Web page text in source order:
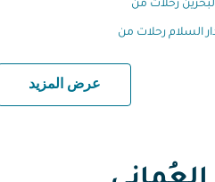
رحلات من
السلام رحلات من
عرض المزيد